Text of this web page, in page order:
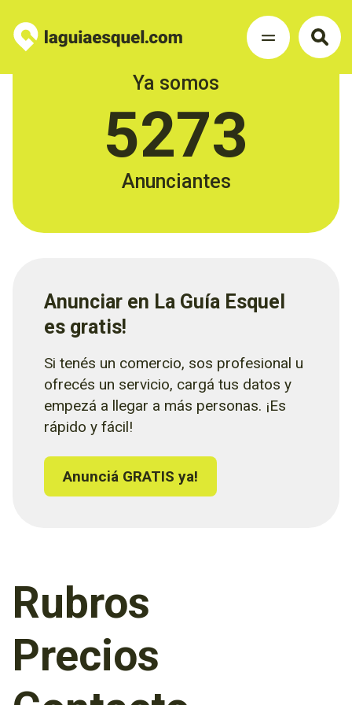
Ya somos
5273
Anunciantes
Anunciar en La Guía Esquel
es gratis!
Si tenés un comercio, sos profesional u
ofrecés un servicio, cargá tus datos y
empezá a llegar a más personas. ¡Es
rápido y fácil!
Anunciá GRATIS ya!
Rubros
Precios